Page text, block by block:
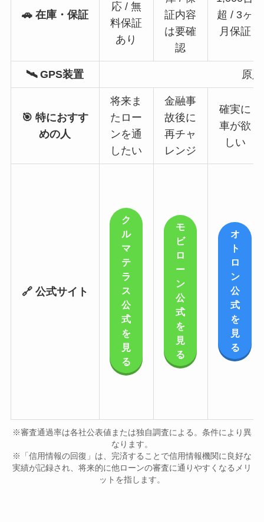
🚗 在庫・保証
応 / 無
料保証
あり
証内容
は要確
認
超 / 3ヶ
月保証
🛰️ GPS装置 原
🎯 特におすす
めの人
将来ま
たロー
ンを通
したい
金融事
故後に
再チャ
レンジ
確実に
車が欲
しい
🔗 公式サイト
ク
ル
マ
テ
ラ
ス
公
式
を
見
る
モ
ビ
ロ
ー
ン
公
式
を
見
る
オ
ト
ロ
ン
公
式
を
見
る
※審査通過率は各社公表値または独自調査による。条件により異
なります。
※「信用情報の回復」は、完済することで信用情報機関に良好な
実績が記録され、将来的に他ローンの審査に通りやすくなるメリ
ットを指します。